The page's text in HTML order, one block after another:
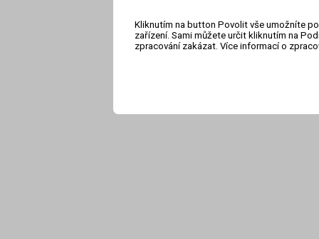
Kliknutím na button Povolit vše umožníte
zařízení. Sami můžete určit kliknutím na
zpracování zakázat. Více informací o